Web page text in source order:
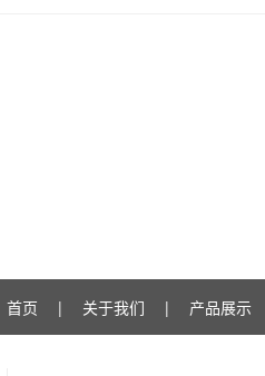
首页 | 关于我们 | 产品展示